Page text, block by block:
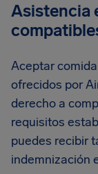
Asistencia
Aceptar
ofrecidos por
derecho a
requisitos
puedes recibir
indemnización